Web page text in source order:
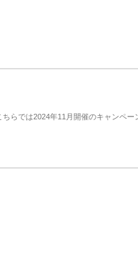
らでは2024年11月開催のキャンペー